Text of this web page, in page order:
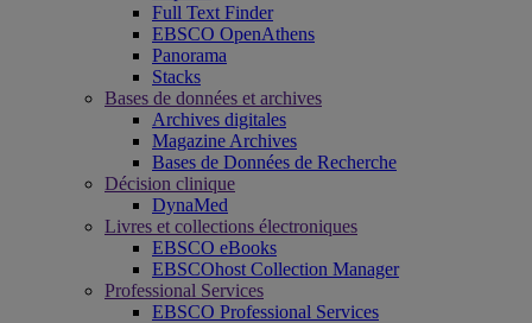
Full Text Finder
EBSCO OpenAthens
Panorama
Stacks
Bases de données et archives
Archives digitales
Magazine Archives
Bases de Données de Recherche
Décision clinique
DynaMed
Livres et collections électroniques
EBSCO eBooks
EBSCOhost Collection Manager
Professional Services
EBSCO Professional Services